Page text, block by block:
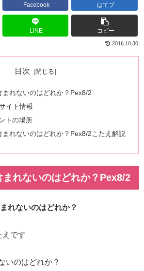
Facebook はてブ
LINE コピー
2016.10.30
目次
まれないのはどれか？Pex8/2
イト情報
トの場所
れないのはどれか？Pex8/2こたえ解説
れないのはどれか？Pex8/2
れないのはどれか？
えです
いのはどれか？